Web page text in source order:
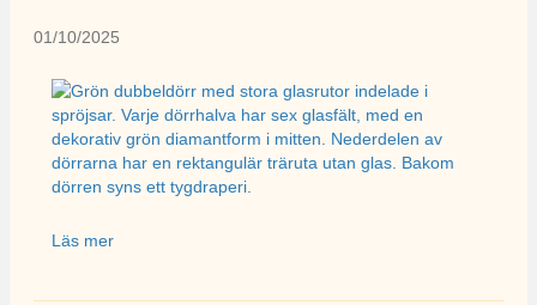
01/10/2025
Läs mer